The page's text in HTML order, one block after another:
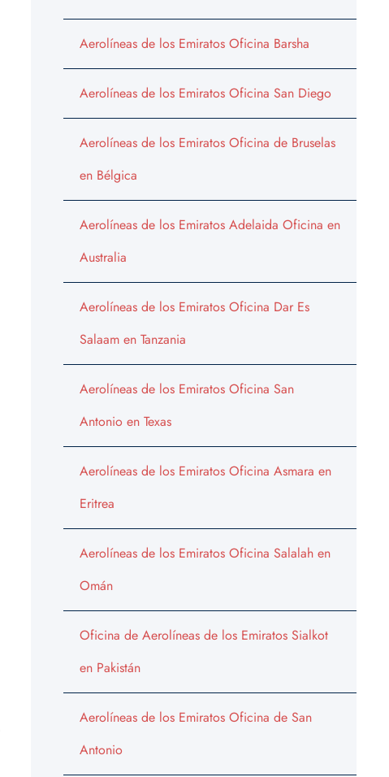
Aerolíneas de los Emiratos Oficina Barsha
Aerolíneas de los Emiratos Oficina San Diego
Aerolíneas de los Emiratos Oficina de Bruselas
en Bélgica
Aerolíneas de los Emiratos Adelaida Oficina en
Australia
Aerolíneas de los Emiratos Oficina Dar Es
Salaam en Tanzania
Aerolíneas de los Emiratos Oficina San
Antonio en Texas
Aerolíneas de los Emiratos Oficina Asmara en
Eritrea
Aerolíneas de los Emiratos Oficina Salalah en
Omán
Oficina de Aerolíneas de los Emiratos Sialkot
en Pakistán
Aerolíneas de los Emiratos Oficina de San
Antonio